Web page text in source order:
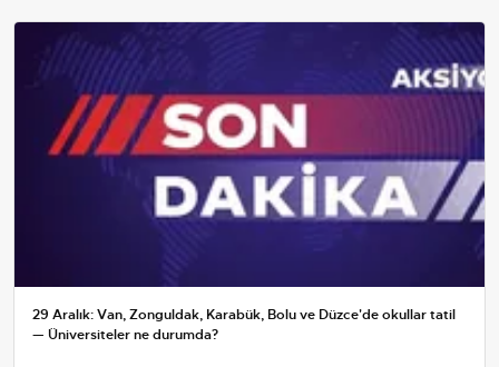
29 Aralık: Van, Zonguldak, Karabük, Bolu ve Düzce'de okullar tatil
— Üniversiteler ne durumda?